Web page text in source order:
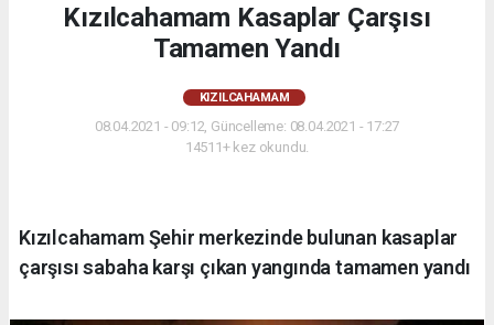
Kızılcahamam Kasaplar Çarşısı
Tamamen Yandı
KIZILCAHAMAM
08.04.2021 - 09:12, Güncelleme: 08.04.2021 - 17:27
14511+ kez okundu.
Kızılcahamam Şehir merkezinde bulunan kasaplar
çarşısı sabaha karşı çıkan yangında tamamen yandı